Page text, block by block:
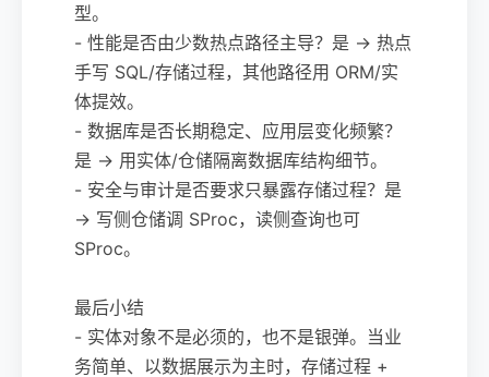
型。
- 性能是否由少数热点路径主导？是 → 热点
手写 SQL/存储过程，其他路径用 ORM/实
体提效。
- 数据库是否长期稳定、应用层变化频繁？
是 → 用实体/仓储隔离数据库结构细节。
- 安全与审计是否要求只暴露存储过程？是
→ 写侧仓储调 SProc，读侧查询也可
SProc。
最后小结
- 实体对象不是必须的，也不是银弹。当业
务简单、以数据展示为主时，存储过程 +